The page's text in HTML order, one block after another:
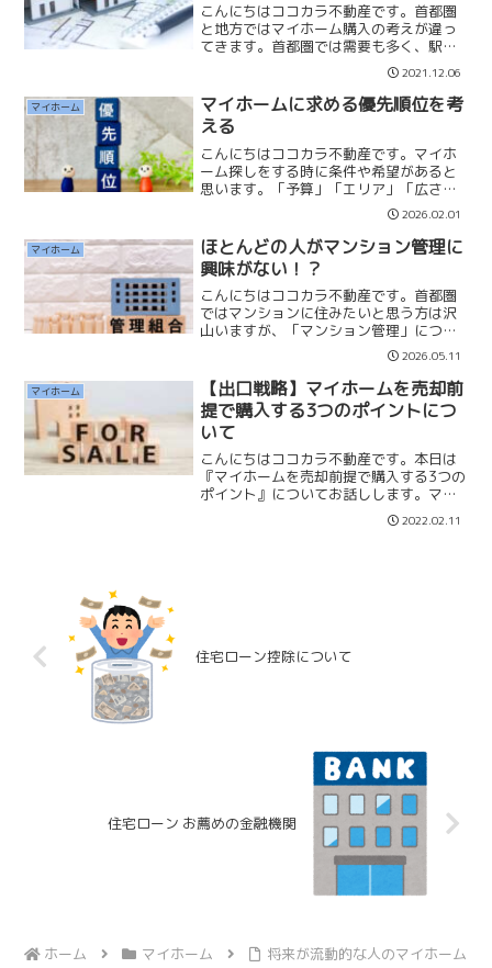
こんにちはココカラ不動産です。首都圏
と地方ではマイホーム購入の考えが違っ
てきます。首都圏では需要も多く、駅近
などは何年経っても価格が下がらない物
件もあります。10年後、20年後の相場も
みえます。地方では土地が余っており、
分譲会社が土地をドン...
2021.12.06
マイホーム
マイホームに求める優先順位を考
える
こんにちはココカラ不動産です。マイホ
ーム探しをする時に条件や希望があると
思います。「予算」「エリア」「広さ」
「クオリティ」「周辺環境」「駅距離」
などなど、色々と出てきてしまいます。
ただ、予算を除いて、条件や希望を全て
叶えようとすると、予算は...
2026.02.01
マイホーム
ほとんどの人がマンション管理に
興味がない！？
こんにちはココカラ不動産です。首都圏
ではマンションに住みたいと思う方は沢
山いますが、「マンション管理」につい
ては、ほとんどの方が興味、関心がない
のかもしれません。私の住むマンション
の総戸数は「４９７戸」ありますが、年
一回行う通常総会に何人の...
2026.05.11
マイホーム
【出口戦略】マイホームを売却前
提で購入する3つのポイントにつ
いて
こんにちはココカラ不動産です。本日は
『マイホームを売却前提で購入する3つの
ポイント』についてお話しします。マイ
ホームを購入する時に、色々事情があり
躊躇されている方もいらっしゃると思い
2022.02.11
住宅ローン控除について
住宅ローン お薦めの金融機関
ホーム マイホーム 将来が流動的な人のマイホーム